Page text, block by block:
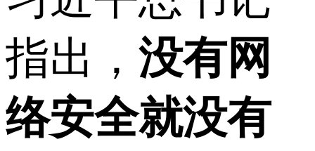
指出， 没有网
络安全就没有